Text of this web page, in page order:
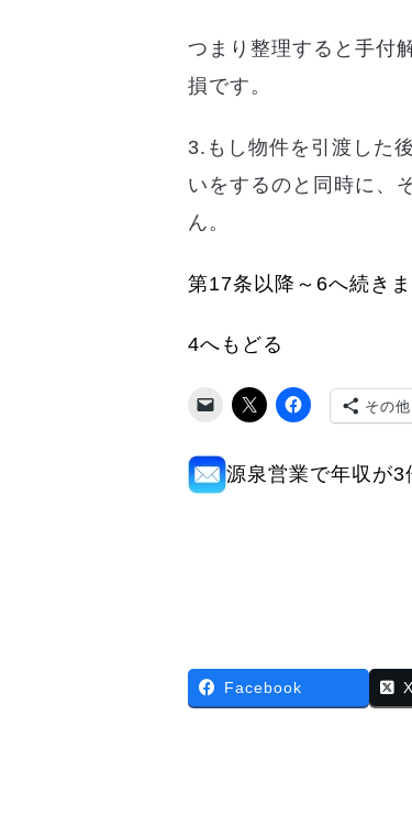
つまり整理すると手付
損です。
3.もし物件を引渡した
いをするのと同時に、
ん。
第17条以降～6へ続き
4へもどる
その他
源泉営業で年収が3
Facebook X